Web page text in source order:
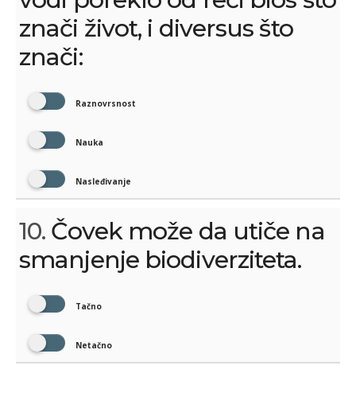
znači život, i diversus što
znači:
Raznovrsnost
Nauka
Nasleđivanje
10. Čovek može da utiče na
smanjenje biodiverziteta.
Tačno
Netačno